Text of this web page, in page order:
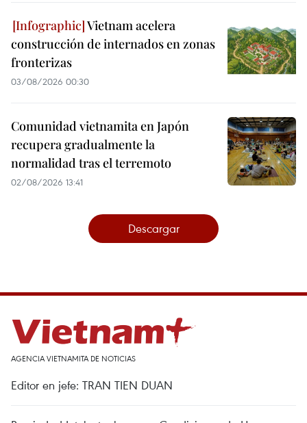
Vietnam acelera
construcción de internados en zonas
fronterizas
03/08/2026 00:30
Comunidad vietnamita en Japón
recupera gradualmente la
normalidad tras el terremoto
02/08/2026 13:41
Descargar
AGENCIA VIETNAMITA DE NOTICIAS
Editor en jefe: TRAN TIEN DUAN